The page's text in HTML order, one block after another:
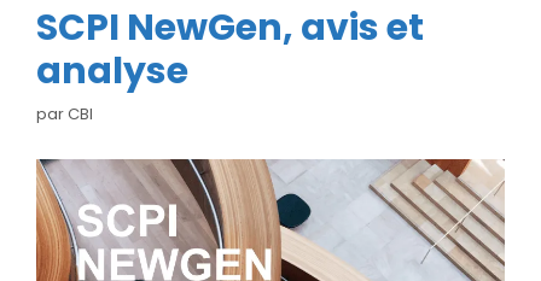
SCPI NewGen, avis et
analyse
parCBI